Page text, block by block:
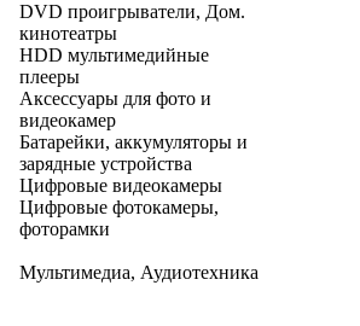
DVD проигрыватели, Дом.
кинотеатры
HDD мультимедийные
плееры
Аксессуары для фото и
видеокамер
Батарейки, аккумуляторы и
зарядные устройства
Цифровые видеокамеры
Цифровые фотокамеры,
фоторамки
Мультимедиа, Аудиотехника